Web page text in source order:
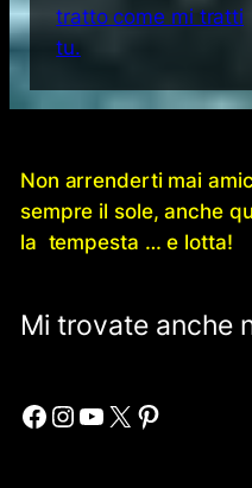
tratto come mi tratti
tu.
Non arrenderti mai
sempre il sole, anche
la tempesta … e lotta!
Mi trovate anche
Facebook Instagram YouTube X Pinterest